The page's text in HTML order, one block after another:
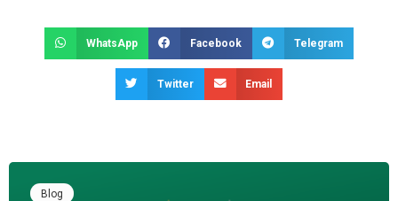
WhatsApp Facebook Telegram
Twitter Email
Blog